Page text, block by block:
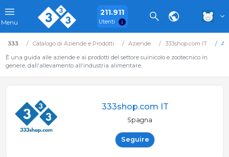
Menu
211.911
Utenti
333 Catalogo di Aziende e Prodotti Aziende 333shop.com IT
È una guida alle aziende e ai prodotti del settore suinicolo e zootecnico in
genere, dall'allevamento all'industria alimentare.
333shop.com IT
Spagna
Seguire